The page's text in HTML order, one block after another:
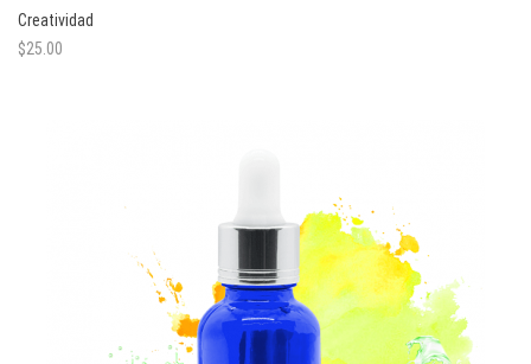
Creatividad
$25.00